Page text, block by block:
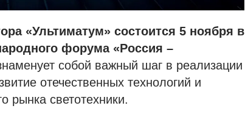
«Ультиматум» состоится 5 ноября в
форума «Россия –
собой важный шаг в реализации
отечественных технологий и
рынка светотехники.